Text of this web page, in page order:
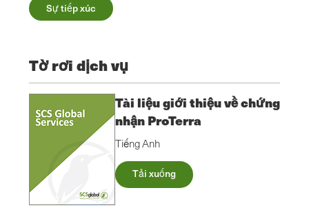
Sự tiếp xúc
Tờ rơi dịch vụ
Tài liệu giới thiệu về chứng
nhận ProTerra
Tiếng Anh
Tải xuống